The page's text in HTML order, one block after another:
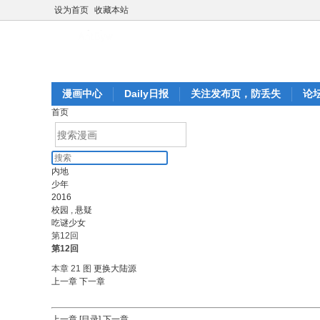
设为首页 收藏本站
漫画中心 Daily日报 关注发布页，防丢失 论
首页
内地
少年
2016
校园 , 悬疑
吃谜少女
第12回
第12回
本章 21 图 更换大陆源
上一章 下一章